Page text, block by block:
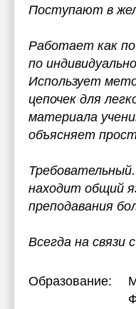
Поступают в
Работает как
по
Использует
цепочек для
материала
объясняет
находит общий
преподавания
Всегда на связи
Образование: